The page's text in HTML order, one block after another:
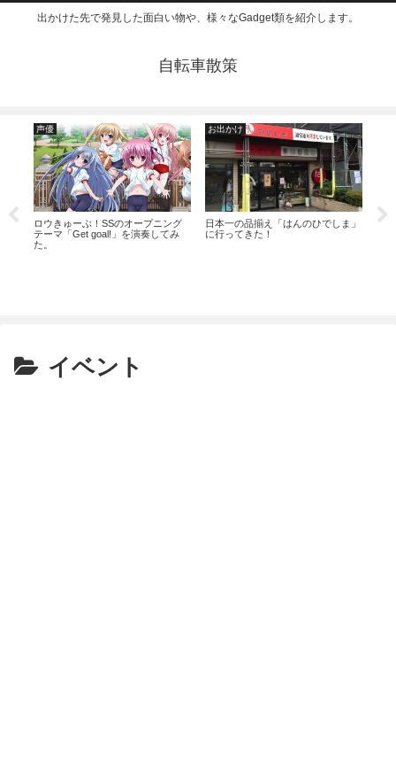
出かけた先で発見した面白い物や、様々なGadget類を紹介します。
自転車散策
声優
ロウきゅーぶ！SSのオープニング
テーマ「Get goal!」を演奏してみ
た。
お出かけ
日本一の品揃え「はんのひでしま」
に行ってきた！
マ
イベント